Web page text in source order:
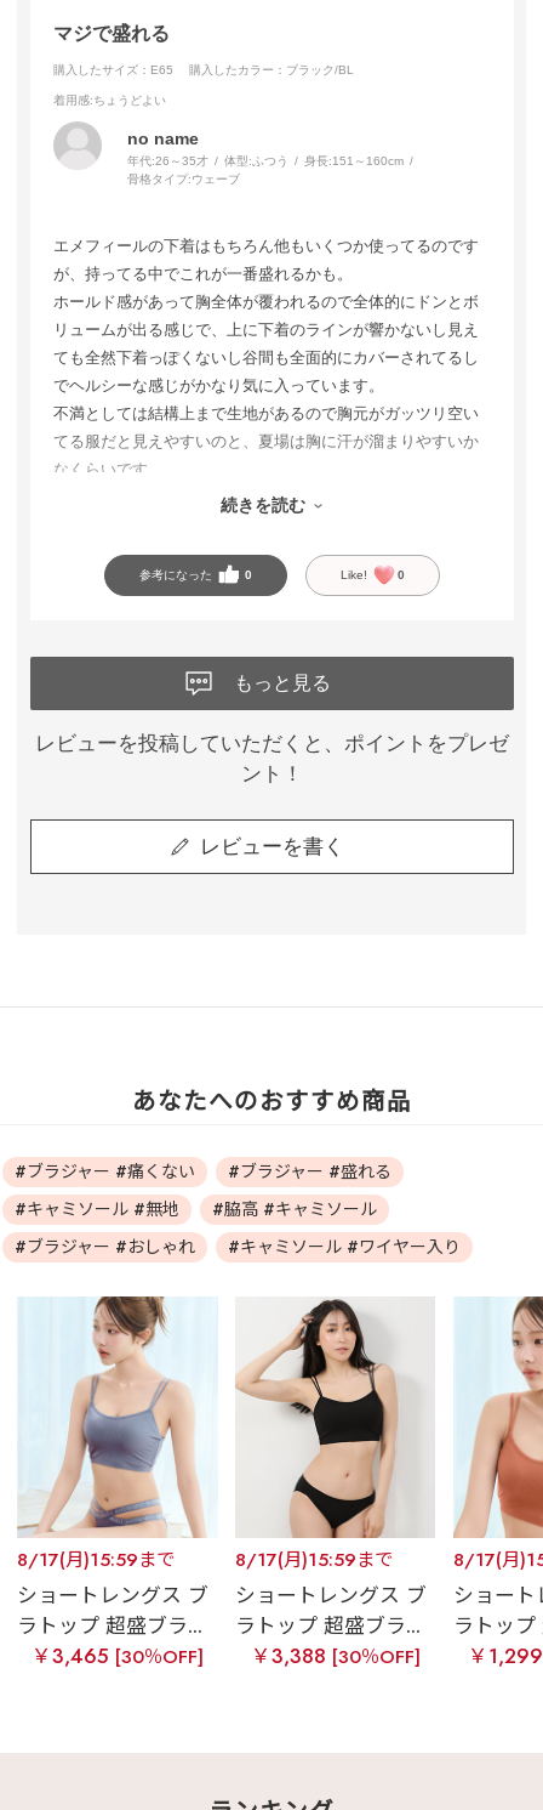
マジで盛れる
購入したサイズ：E65 購入したカラー：ブラック/BL
着用感:ちょうどよい
no name
年代:26～35才 体型: ふつう 身長:151～160cm
骨格タイプ:ウェーブ
エメフィールの下着はもちろん他もいくつか使ってるのです
が、持ってる中でこれが一番盛れるかも。
ホールド感があって胸全体が覆われるので全体的にドンとボ
リュームが出る感じで、上に下着のラインが響かないし見え
ても全然下着っぽくないし谷間も全面的にカバーされてるし
でヘルシーな感じがかなり気に入っています。
不満としては結構上まで生地があるので胸元がガッツリ空い
てる服だと見えやすいのと、夏場は胸に汗が溜まりやすいか
なくらいです。
すごく気に入ってるのにそういやレビューしてなかったなと
続きを読む
参考になった 0 Like! 0
もっと見る
レビューを投稿していただくと、ポイントをプレゼ
ント！
レビューを書く
あなたへのおすすめ商品
#ブラジャー #痛くない
#ブラジャー #盛れる
#キャミソール #無地
#脇高 #キャミソール
#ブラジャー #おしゃれ
#キャミソール #ワイヤー入り
8/17(月)15:59まで
ショートレングス ブ
ラトップ 超盛ブラ...
￥3,465 [30％OFF]
8/17(月)15:59まで
ショートレングス ブ
ラトップ 超盛ブラ...
￥3,388 [30％OFF]
8/17(月
ショー
ラトップ
￥